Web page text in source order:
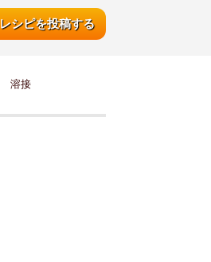
レシピを投稿する
溶接